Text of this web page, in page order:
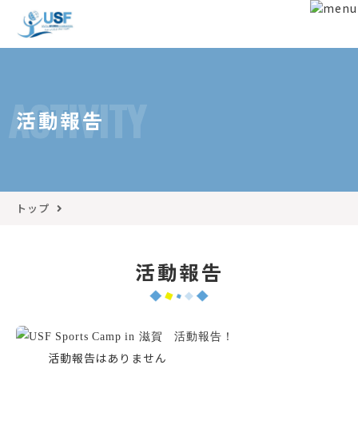
ACTIVITY
活動報告
トップ
活動報告